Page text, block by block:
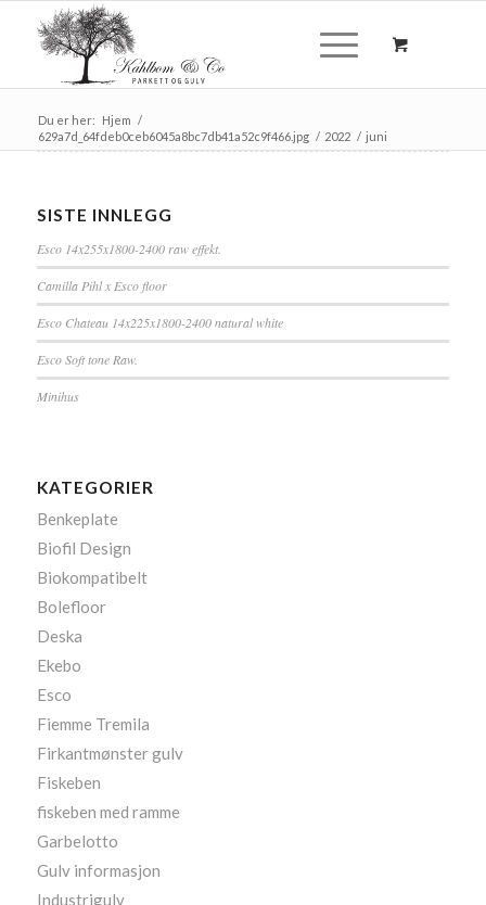
Du er her: Hjem /
629a7d_64fdeb0ceb6045a8bc7db41a52c9f466.jpg / 2022 / juni
SISTE INNLEGG
Esco 14x255x1800-2400 raw effekt.
Camilla Pihl x Esco floor
Esco Chateau 14x225x1800-2400 natural white
Esco Soft tone Raw.
Minihus
KATEGORIER
Benkeplate
Biofil Design
Biokompatibelt
Bolefloor
Deska
Ekebo
Esco
Fiemme Tremila
Firkantmønster gulv
Fiskeben
fiskeben med ramme
Garbelotto
Gulv informasjon
Industrigulv